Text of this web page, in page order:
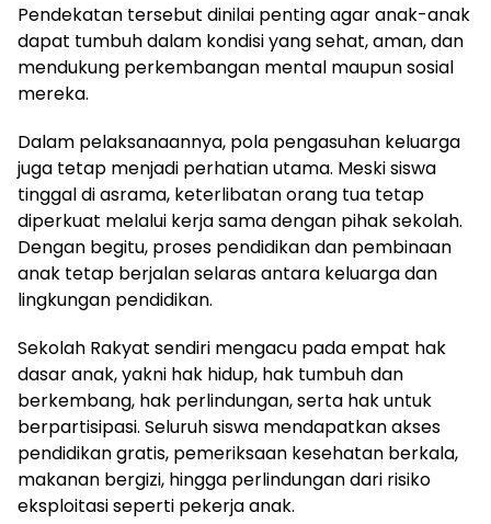
Pendekatan tersebut dinilai penting agar anak-anak
dapat tumbuh dalam kondisi yang sehat, aman, dan
mendukung perkembangan mental maupun sosial
mereka.
Dalam pelaksanaannya, pola pengasuhan keluarga
juga tetap menjadi perhatian utama. Meski siswa
tinggal di asrama, keterlibatan orang tua tetap
diperkuat melalui kerja sama dengan pihak sekolah.
Dengan begitu, proses pendidikan dan pembinaan
anak tetap berjalan selaras antara keluarga dan
lingkungan pendidikan.
Sekolah Rakyat sendiri mengacu pada empat hak
dasar anak, yakni hak hidup, hak tumbuh dan
berkembang, hak perlindungan, serta hak untuk
berpartisipasi. Seluruh siswa mendapatkan akses
pendidikan gratis, pemeriksaan kesehatan berkala,
makanan bergizi, hingga perlindungan dari risiko
eksploitasi seperti pekerja anak.